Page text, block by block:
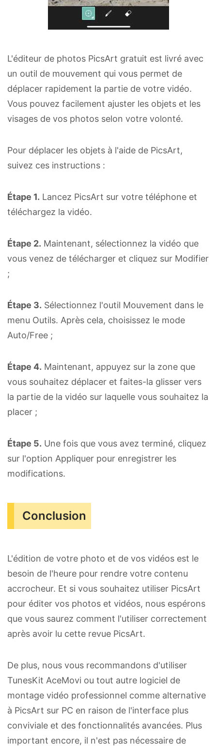
L'éditeur de photos PicsArt gratuit est livré avec
un outil de mouvement qui vous permet de
déplacer rapidement la partie de votre vidéo.
Vous pouvez facilement ajuster les objets et les
visages de vos photos selon votre volonté.
Pour déplacer les objets à l'aide de PicsArt,
suivez ces instructions :
Étape 1. Lancez PicsArt sur votre téléphone et
téléchargez la vidéo.
Étape 2. Maintenant, sélectionnez la vidéo que
vous venez de télécharger et cliquez sur Modifier
;
Étape 3. Sélectionnez l'outil Mouvement dans le
menu Outils. Après cela, choisissez le mode
Auto/Free ;
Étape 4. Maintenant, appuyez sur la zone que
vous souhaitez déplacer et faites-la glisser vers
la partie de la vidéo sur laquelle vous souhaitez la
placer ;
Étape 5. Une fois que vous avez terminé, cliquez
sur l'option Appliquer pour enregistrer les
modifications.
Conclusion
L'édition de votre photo et de vos vidéos est le
besoin de l'heure pour rendre votre contenu
accrocheur. Et si vous souhaitez utiliser PicsArt
pour éditer vos photos et vidéos, nous espérons
que vous saurez comment l'utiliser correctement
après avoir lu cette revue PicsArt.
De plus, nous vous recommandons d'utiliser
TunesKit AceMovi ou tout autre logiciel de
montage vidéo professionnel comme alternative
à PicsArt sur PC en raison de l'interface plus
conviviale et des fonctionnalités avancées. Plus
important encore, il n'est pas nécessaire de